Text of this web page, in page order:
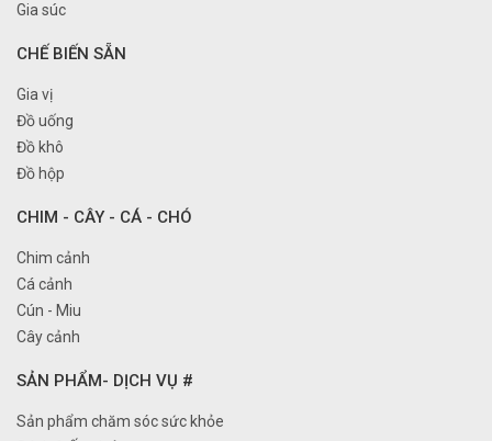
Gia súc
CHẾ BIẾN SẴN
Gia vị
Đồ uống
Đồ khô
Đồ hộp
CHIM - CÂY - CÁ - CHÓ
Chim cảnh
Cá cảnh
Cún - Miu
Cây cảnh
SẢN PHẨM- DỊCH VỤ #
Sản phẩm chăm sóc sức khỏe